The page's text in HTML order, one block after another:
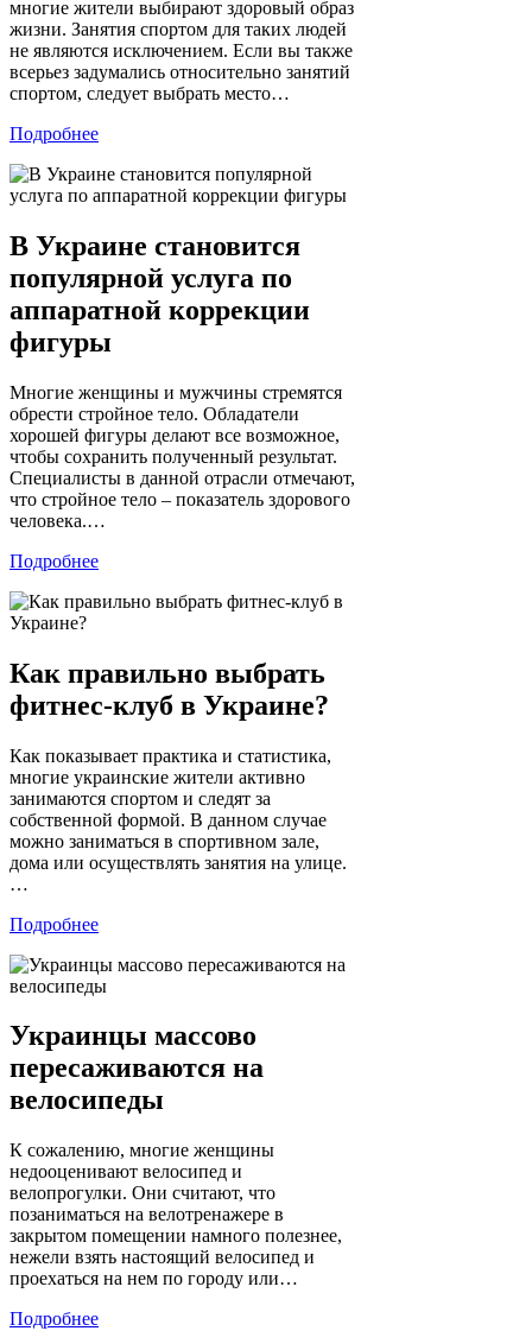
многие жители выбирают здоровый образ
жизни. Занятия спортом для таких людей
не являются исключением. Если вы также
всерьез задумались относительно занятий
спортом, следует выбрать место…
Подробнее
В Украине становится
популярной услуга по
аппаратной коррекции
фигуры
Многие женщины и мужчины стремятся
обрести стройное тело. Обладатели
хорошей фигуры делают все возможное,
чтобы сохранить полученный результат.
Специалисты в данной отрасли отмечают,
что стройное тело – показатель здорового
человека.…
Подробнее
Как правильно выбрать
фитнес-клуб в Украине?
Как показывает практика и статистика,
многие украинские жители активно
занимаются спортом и следят за
собственной формой. В данном случае
можно заниматься в спортивном зале,
дома или осуществлять занятия на улице.
…
Подробнее
Украинцы массово
пересаживаются на
велосипеды
К сожалению, многие женщины
недооценивают велосипед и
велопрогулки. Они считают, что
позаниматься на велотренажере в
закрытом помещении намного полезнее,
нежели взять настоящий велосипед и
проехаться на нем по городу или…
Подробнее